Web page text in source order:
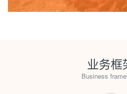
业务框
Business